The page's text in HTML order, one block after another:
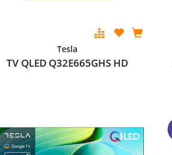
Tesla
TV QLED Q32E665GHS HD